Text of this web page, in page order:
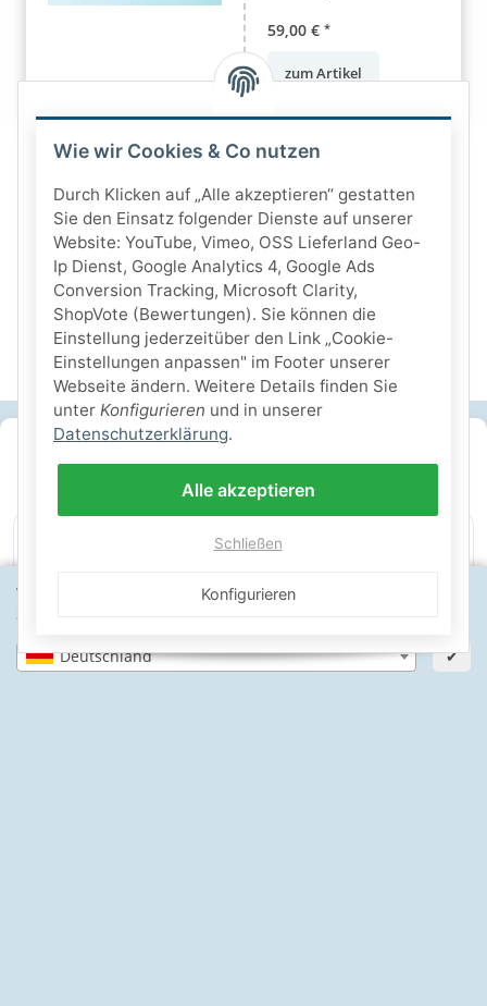
Wähle dein Lieferland, um Preise und Artikel für deinen
Standort zu sehen.
Deutschland ✔
59,00 € *
zum Artikel
SICHERE ZAHLARTEN
IHRE SICHERHEIT
Wie wir Cookies & Co nutzen
Durch Klicken auf „Alle akzeptieren“ gestatten
Sie den Einsatz folgender Dienste auf unserer
Website: YouTube, Vimeo, OSS Lieferland Geo-
Ip Dienst, Google Analytics 4, Google Ads
Conversion Tracking, Microsoft Clarity,
ShopVote (Bewertungen). Sie können die
Einstellung jederzeitüber den Link „Cookie-
Einstellungen anpassen" im Footer unserer
Webseite ändern. Weitere Details finden Sie
unter Konfigurieren und in unserer
Datenschutzerklärung.
Alle akzeptieren
Schließen
Konfigurieren